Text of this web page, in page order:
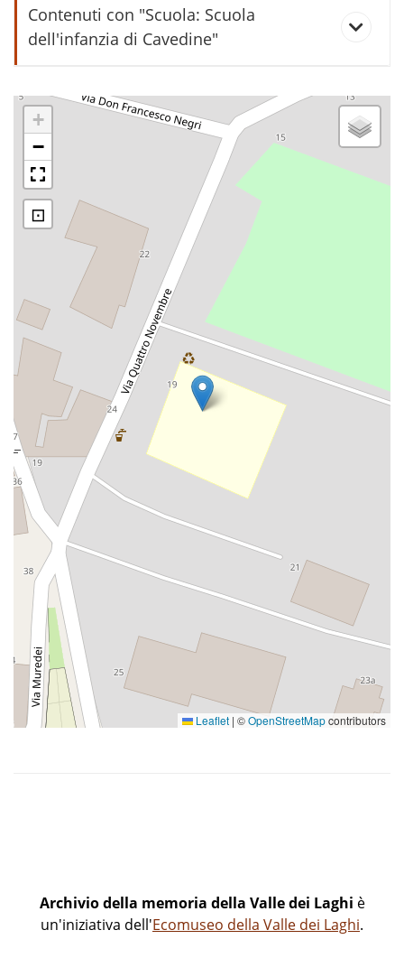
asilo-ricreatorio di Cavedine
155/38
El mé Gigiòti
Refezione ai bambini poveri nel
Refezione ai bambini poveri nel
1947
Ricordi di scuola dei nonni di
classe quarta di Cavedine
Ricordi di scuola del Circolo
Pensionati e Anziani di Cavedine
Scuole materne estive
Contenuti con "Scuola: Scuola
dell'infanzia di Cavedine"
Progetto didattico Cerealicoltura -
Scuola dell'infanzia
Progetto Didattico: Storia e
memoria delle scuole di Cavedine
in archivio
+
−
⊡
Leaflet | ©OpenStreetMapcontributors
Archivio della memoria della Valle dei Laghi è
un'iniziativa dell'Ecomuseo della Valle dei Laghi.